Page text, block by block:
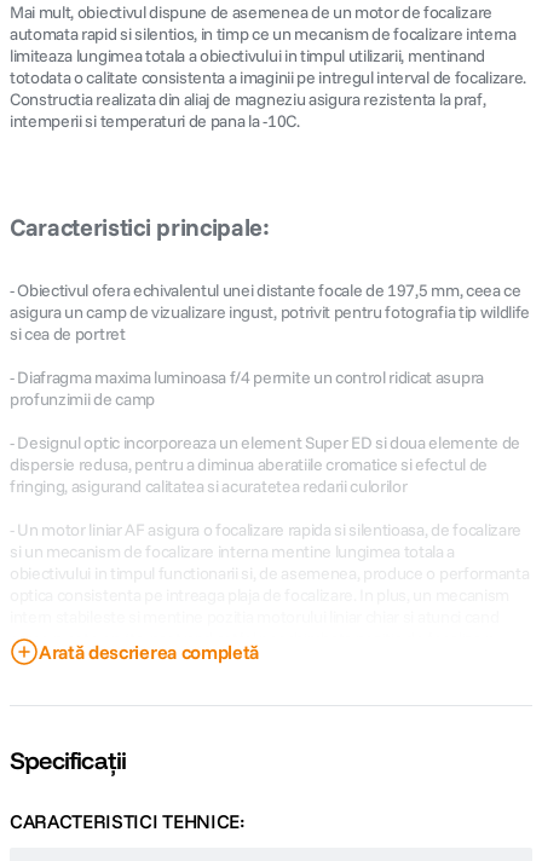
Mai mult, obiectivul dispune de asemenea de un motor de focalizare
automata rapid si silentios, in timp ce un mecanism de focalizare interna
limiteaza lungimea totala a obiectivului in timpul utilizarii, mentinand
totodata o calitate consistenta a imaginii pe intregul interval de focalizare.
Constructia realizata din aliaj de magneziu asigura rezistenta la praf,
intemperii si temperaturi de pana la -10C.
Caracteristici principale:
- Obiectivul ofera echivalentul unei distante focale de 197,5 mm, ceea ce
asigura un camp de vizualizare ingust, potrivit pentru fotografia tip wildlife
si cea de portret
- Diafragma maxima luminoasa f/4 permite un control ridicat asupra
profunzimii de camp
- Designul optic incorporeaza un element Super ED si doua elemente de
dispersie redusa, pentru a diminua aberatiile cromatice si efectul de
fringing, asigurand calitatea si acuratetea redarii culorilor
- Un motor liniar AF asigura o focalizare rapida si silentioasa, de focalizare
si un mecanism de focalizare interna mentine lungimea totala a
obiectivului in timpul functionarii si, de asemenea, produce o performanta
camera este oprita, pastrand astfel neschimbata pozitia de focalizare
minimizand tremurul camerei si asigurand obtinerea unor imagini clare,
- Inelul de ajustare a diafragmei permite modificarea intuitiva a setarilor de
ce va permite setarea diafragmei din camera
Arată descrierea completă
Specificații
CARACTERISTICI TEHNICE: